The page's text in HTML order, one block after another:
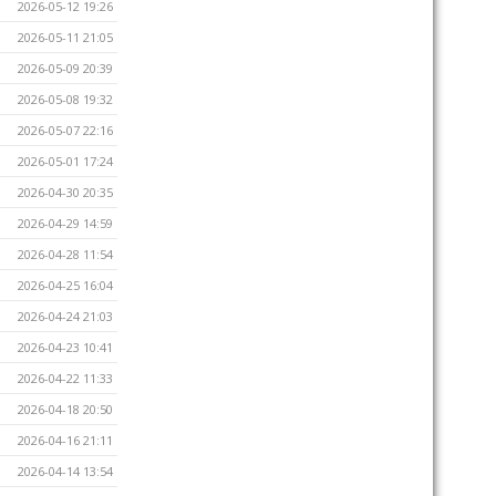
2026-05-12 19:26
2026-05-11 21:05
2026-05-09 20:39
2026-05-08 19:32
2026-05-07 22:16
2026-05-01 17:24
2026-04-30 20:35
2026-04-29 14:59
2026-04-28 11:54
2026-04-25 16:04
2026-04-24 21:03
2026-04-23 10:41
2026-04-22 11:33
2026-04-18 20:50
2026-04-16 21:11
2026-04-14 13:54